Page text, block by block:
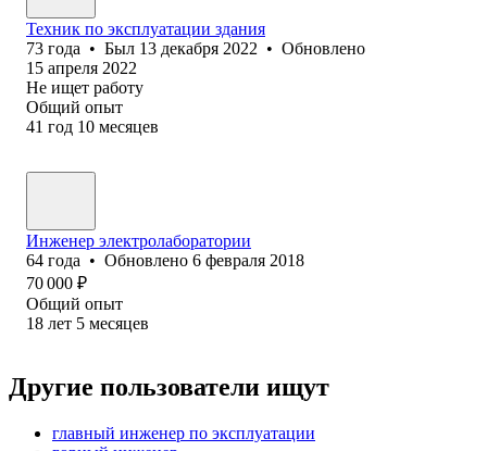
Техник по эксплуатации здания
73 года • Был 13 декабря 2022 • Обновлено
15 апреля 2022
Не ищет работу
Общий опыт
41 год 10 месяцев
Инженер электролаборатории
64 года • Обновлено 6 февраля 2018
70 000 ₽
Общий опыт
18 лет 5 месяцев
Другие пользователи ищут
главный инженер по эксплуатации